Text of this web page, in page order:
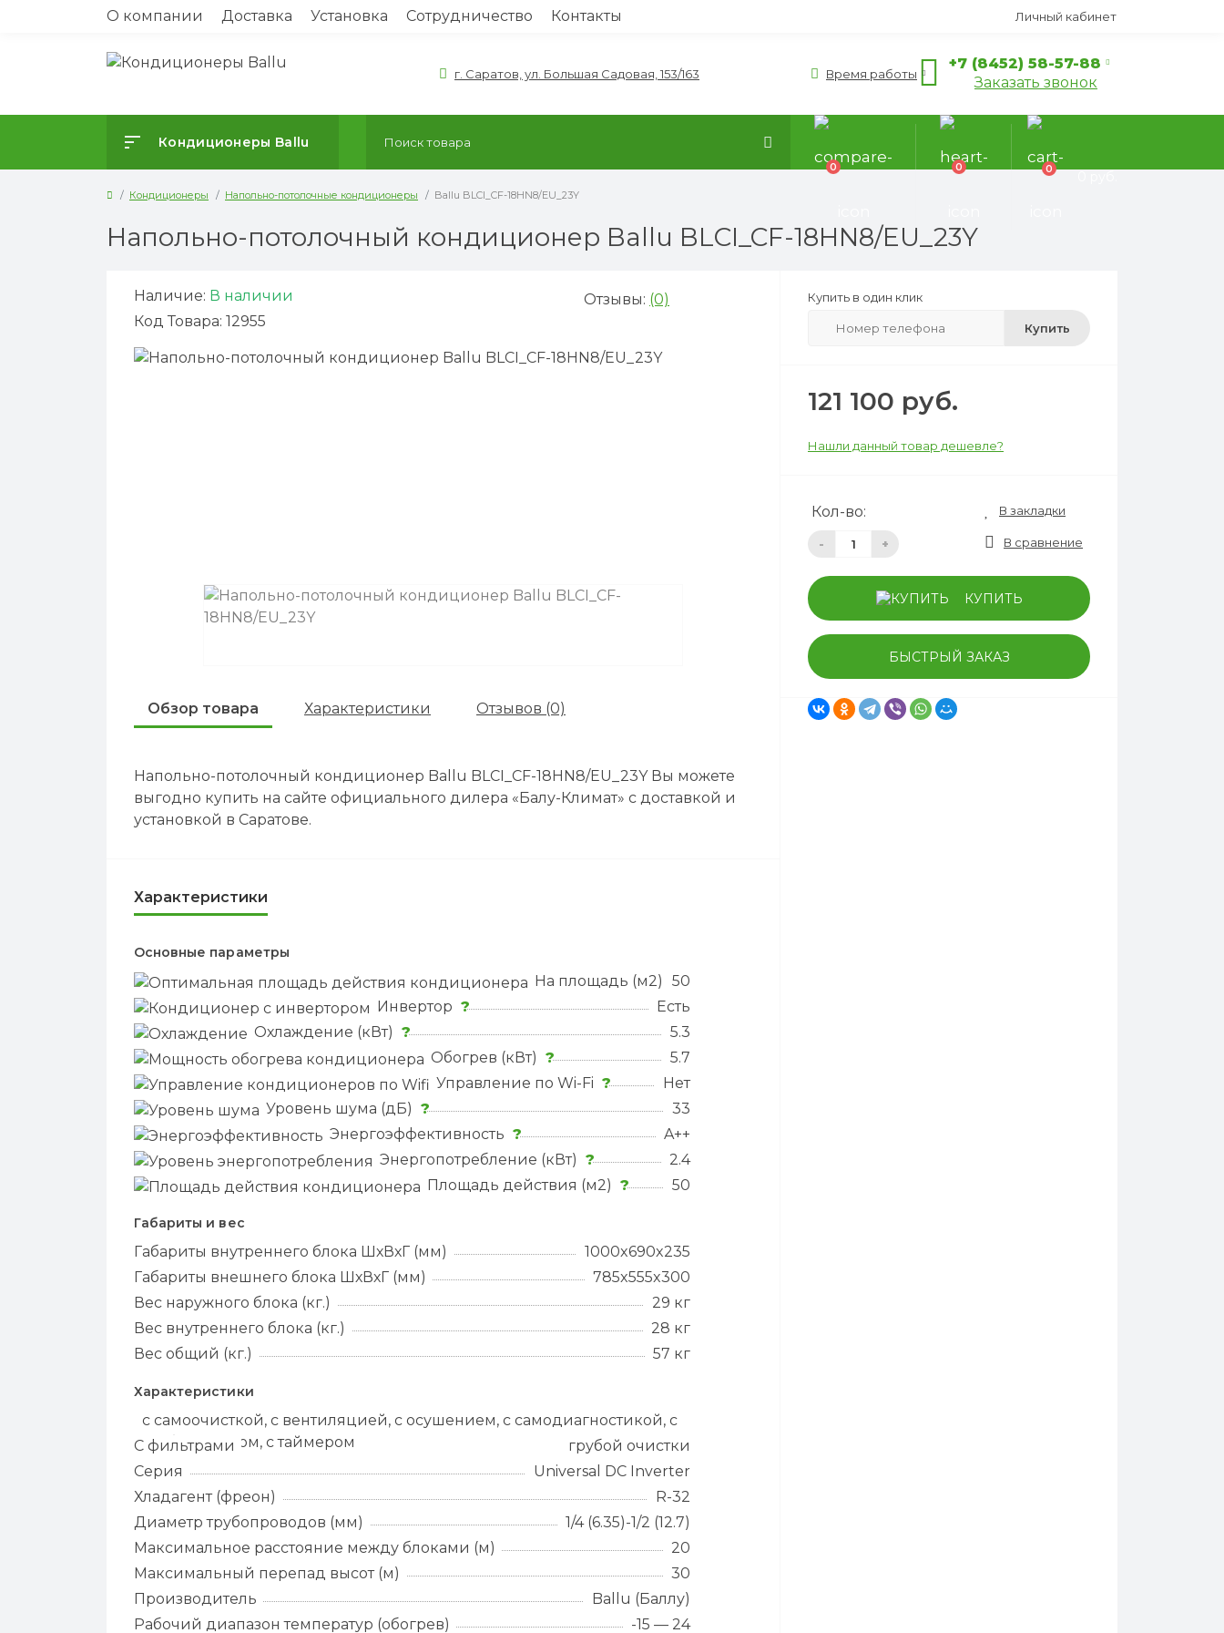
О компании Доставка Установка Сотрудничество Контакты Личный кабинет
г. Саратов, ул. Большая Садовая, 153/163 Время работы
+7 (8452) 58-57-88
Заказать звонок
Кондиционеры Ballu
0 0 0
Кондиционеры Напольно-потолочные кондиционеры Ballu BLCI_CF-18HN8/EU_23Y
Напольно-потолочный кондиционер Ballu BLCI_CF-18HN8/EU_23Y
Наличие: В наличии
Код Товара: 12955
Отзывы: (0)
Обзор товара Характеристики Отзывов (0)
Напольно-потолочный кондиционер Ballu BLCI_CF-18HN8/EU_23Y Вы можете
выгодно купить на сайте официального дилера «Балу-Климат» с доставкой и
установкой в Саратове.
Характеристики
Основные параметры
На площадь (м2) ?
50
Инвертор ?
Есть
Охлаждение (кВт) ?
5.3
Обогрев (кВт) ?
5.7
Управление по Wi-Fi ?
Нет
Уровень шума (дБ) ?
33
Энергоэффективность ?
A++
Энергопотребление (кВт) ?
2.4
Площадь действия (м2) ? 50
Габариты и вес
Габариты внутреннего блока ШхВхГ (мм)
1000x690x235
Габариты внешнего блока ШхВхГ (мм)
785x555x300
Вес наружного блока (кг.)
29 кг
Вес внутреннего блока (кг.)
28 кг
Вес общий (кг.)
57 кг
Характеристики
С функциями
с самоочисткой, с вентиляцией, с осушением, с самодиагностикой, с
турборежимом, с таймером
С фильтрами
грубой очистки
Серия
Universal DC Inverter
Хладагент (фреон)
R-32
Диаметр трубопроводов (мм)
1/4 (6.35)-1/2 (12.7)
Максимальное расстояние между блоками (м)
20
Максимальный перепад высот (м)
30
Производитель
Ballu (Баллу)
Рабочий диапазон температур (обогрев)
-15 — 24
Купить в один клик
Купить
121 100 руб.
Нашли данный товар дешевле?
Кол-во:
- +
В закладки
В сравнение
КУПИТЬ
БЫСТРЫЙ ЗАКАЗ